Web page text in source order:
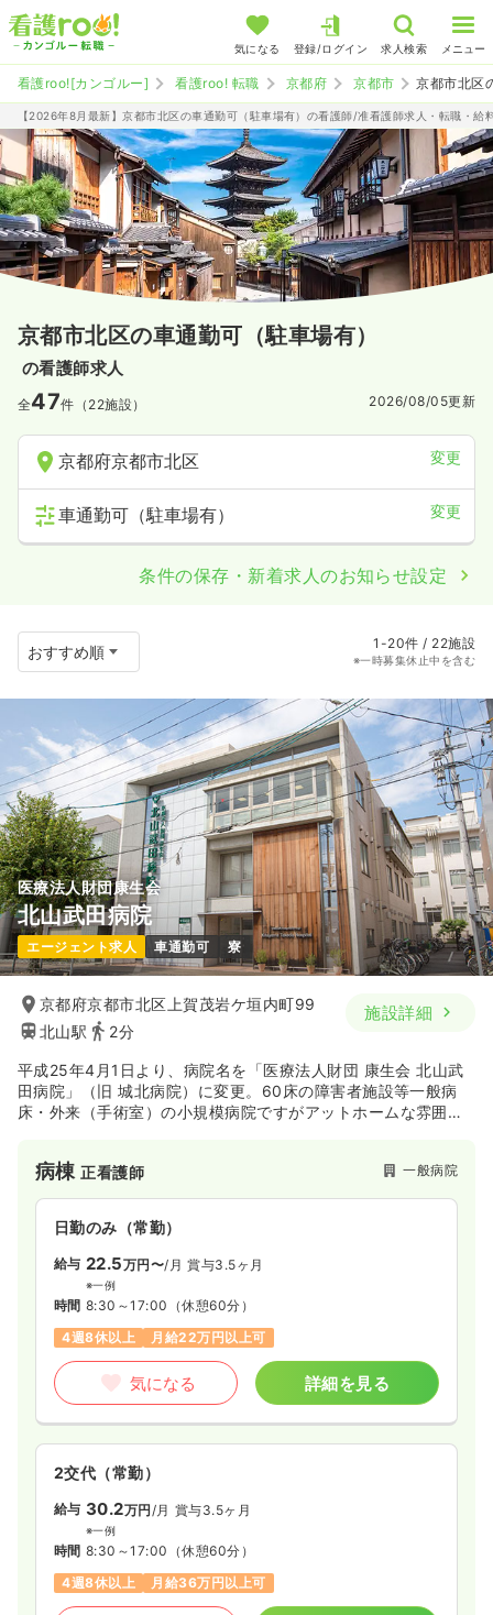
気になる 登録/ログイン 求人検索 メニュー
看護roo![カンゴルー] 看護roo! 転職 京都府 京都市 京都市北区
【2026年8月最新】京都市北区の車通勤可（駐車場有）の看護師/准看護師求人・転職・給
京都市北区の車通勤可（駐車場有）
の看護師求人
全47件（22施設） 2026/08/05更新
京都府京都市北区 変更
車通勤可（駐車場有） 変更
条件の保存・新着求人のお知らせ設定
1-20件 / 22施設
※一時募集休止中を含む
医療法人財団康生会
北山武田病院
エージェント求人 車通勤可 寮
京都府京都市北区上賀茂岩ケ垣内町99
北山駅
2分
施設詳細
平成25年4月1日より、病院名を「医療法人財団 康生会 北山武
田病院」（旧 城北病院）に変更。60床の障害者施設等一般病
床・外来（手術室）の小規模病院ですがアットホームな雰囲気
めた最先端美容医療施設です。
病棟正看護師 一般病院
日勤のみ（常勤）
給与 22.5万円〜/月 賞与3.5ヶ月
※一例
時間 8:30～17:00 （休憩60分）
4週8休以上
月給22万円以上可
気になる 詳細を見る
2交代（常勤）
給与 30.2万円/月 賞与3.5ヶ月
※一例
時間 8:30～17:00 （休憩60分）
4週8休以上
月給36万円以上可